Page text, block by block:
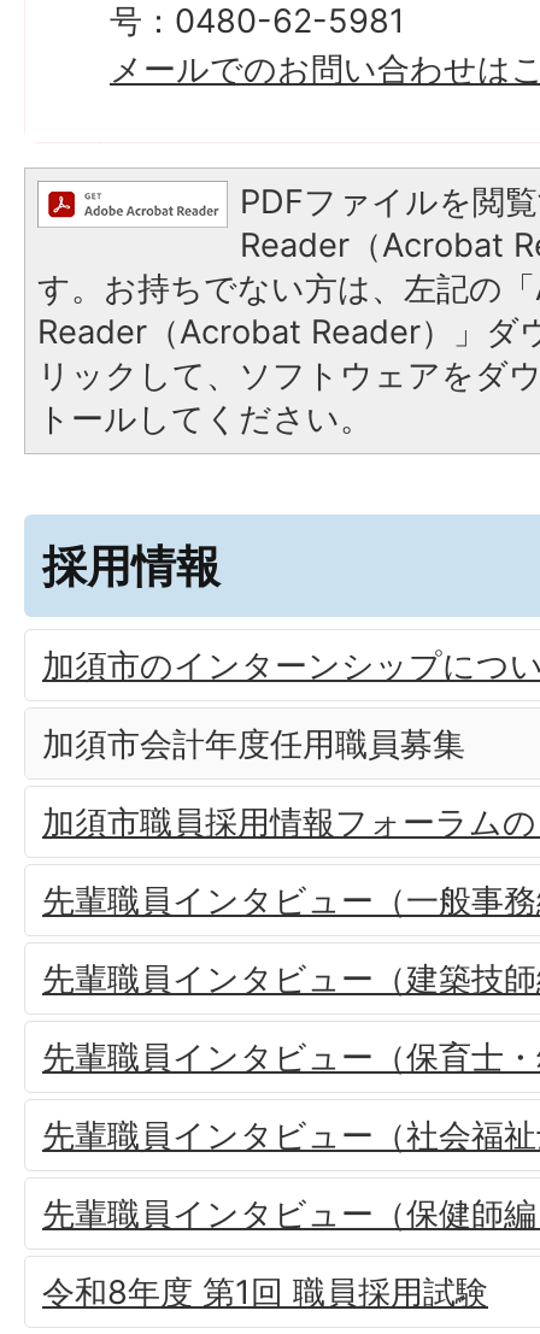
号：0480-62-5981
メールでのお問い合わせは
PDFファイルを閲
Reader（Acrobat
す。お持ちでない方は、左記の
Reader（Acrobat Reader）」ダ
リックして、ソフトウェアをダ
トールしてください。
採用情報
加須市のインターンシップにつ
加須市会計年度任用職員募集
加須市職員採用情報フォーラム
先輩職員インタビュー（一般事
先輩職員インタビュー（建築技
先輩職員インタビュー（保育士
先輩職員インタビュー（社会福
先輩職員インタビュー（保健師
令和8年度 第1回 職員採用試験